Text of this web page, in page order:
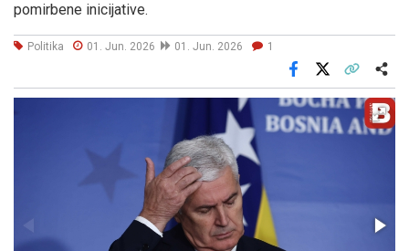
pomirbene inicijative.
Politika 01. Jun. 2026 01. Jun. 2026 1
Facebook